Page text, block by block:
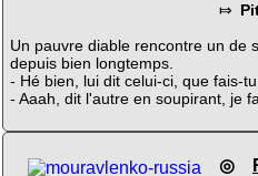
⤇
Un pauvre diable rencontre un de
depuis bien longtemps.
- Hé bien, lui dit celui-ci, que fais-
- Aaah, dit l'autre en soupirant, je
◎